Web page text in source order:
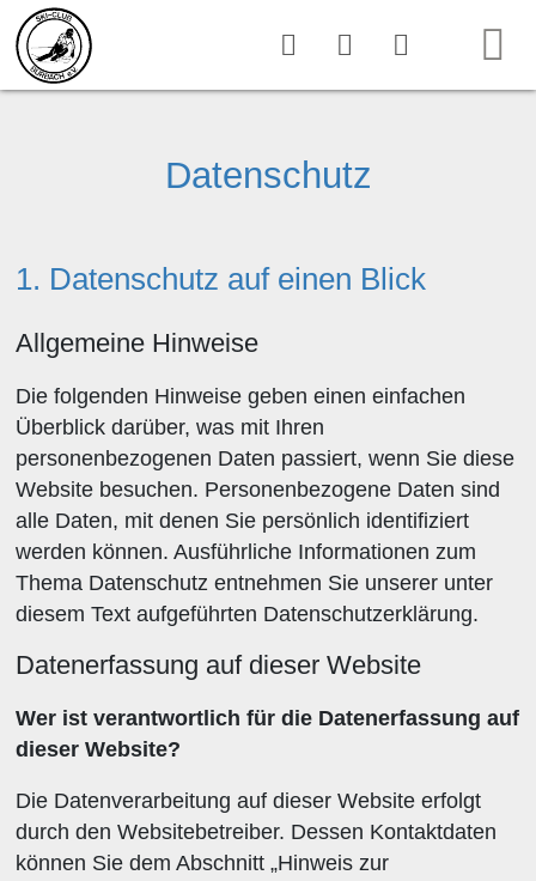
Datenschutz
1. Datenschutz auf einen Blick
Allgemeine Hinweise
Die folgenden Hinweise geben einen einfachen
Überblick darüber, was mit Ihren
personenbezogenen Daten passiert, wenn Sie diese
Website besuchen. Personenbezogene Daten sind
alle Daten, mit denen Sie persönlich identifiziert
werden können. Ausführliche Informationen zum
Thema Datenschutz entnehmen Sie unserer unter
diesem Text aufgeführten Datenschutzerklärung.
Datenerfassung auf dieser Website
Wer ist verantwortlich für die Datenerfassung auf
dieser Website?
Die Datenverarbeitung auf dieser Website erfolgt
durch den Websitebetreiber. Dessen Kontaktdaten
können Sie dem Abschnitt „Hinweis zur